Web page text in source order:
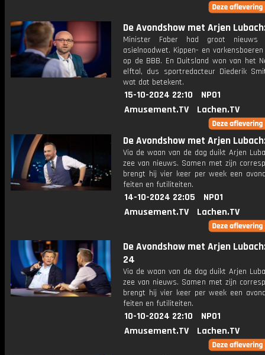
De Avondshow met Arjen
Minister Faber had groot nieuws
asielnoodwet. Kippen- en
op de BBB. En Duitsland won van het
elftal, dus sportredacteur Diederik
wat dat betekent.
15-10-2024 22:10
NPO1
Amusement.TV
Lachen.TV
De Avondshow met Arjen
Via de waan van de dag duikt Arjen
zee van nieuws. Samen met zijn
brengt hij vier keer per week een
feiten en futiliteiten.
14-10-2024 22:05
NPO1
Amusement.TV
Lachen.TV
De Avondshow met Arjen
24
Via de waan van de dag duikt Arjen
zee van nieuws. Samen met zijn
brengt hij vier keer per week een
feiten en futiliteiten.
10-10-2024 22:10
NPO1
Amusement.TV
Lachen.TV